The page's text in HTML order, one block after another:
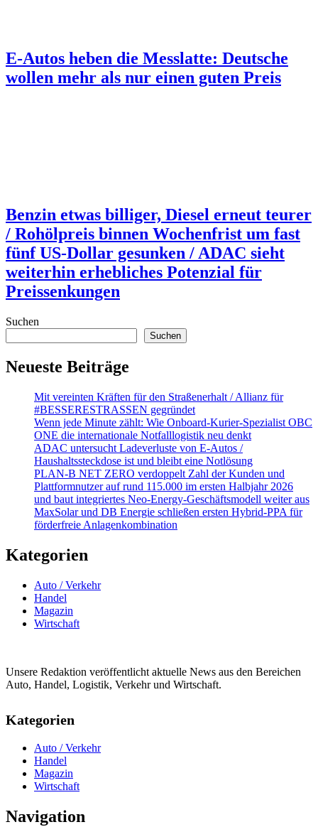
E-Autos heben die Messlatte: Deutsche
wollen mehr als nur einen guten Preis
Benzin etwas billiger, Diesel erneut teurer
/ Rohölpreis binnen Wochenfrist um fast
fünf US-Dollar gesunken / ADAC sieht
weiterhin erhebliches Potenzial für
Preissenkungen
Suchen
Suchen
Neueste Beiträge
Mit vereinten Kräften für den Straßenerhalt / Allianz für
#BESSERESTRASSEN gegründet
Wenn jede Minute zählt: Wie Onboard-Kurier-Spezialist OBC
ONE die internationale Notfalllogistik neu denkt
ADAC untersucht Ladeverluste von E-Autos /
Haushaltssteckdose ist und bleibt eine Notlösung
PLAN-B NET ZERO verdoppelt Zahl der Kunden und
Plattformnutzer auf rund 115.000 im ersten Halbjahr 2026
und baut integriertes Neo-Energy-Geschäftsmodell weiter aus
MaxSolar und DB Energie schließen ersten Hybrid-PPA für
förderfreie Anlagenkombination
Kategorien
Auto / Verkehr
Handel
Magazin
Wirtschaft
Unsere Redaktion veröffentlicht aktuelle News aus den Bereichen
Auto, Handel, Logistik, Verkehr und Wirtschaft.
Kategorien
Auto / Verkehr
Handel
Magazin
Wirtschaft
Navigation